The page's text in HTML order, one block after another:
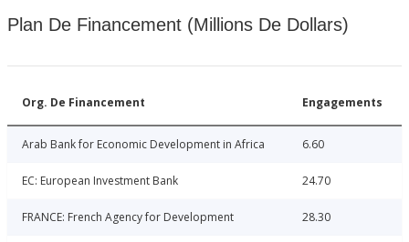
Plan De Financement (Millions De Dollars)
Org. De Financement Engagements
Arab Bank for Economic Development in Africa 6.60
EC: European Investment Bank 24.70
FRANCE: French Agency for Development 28.30